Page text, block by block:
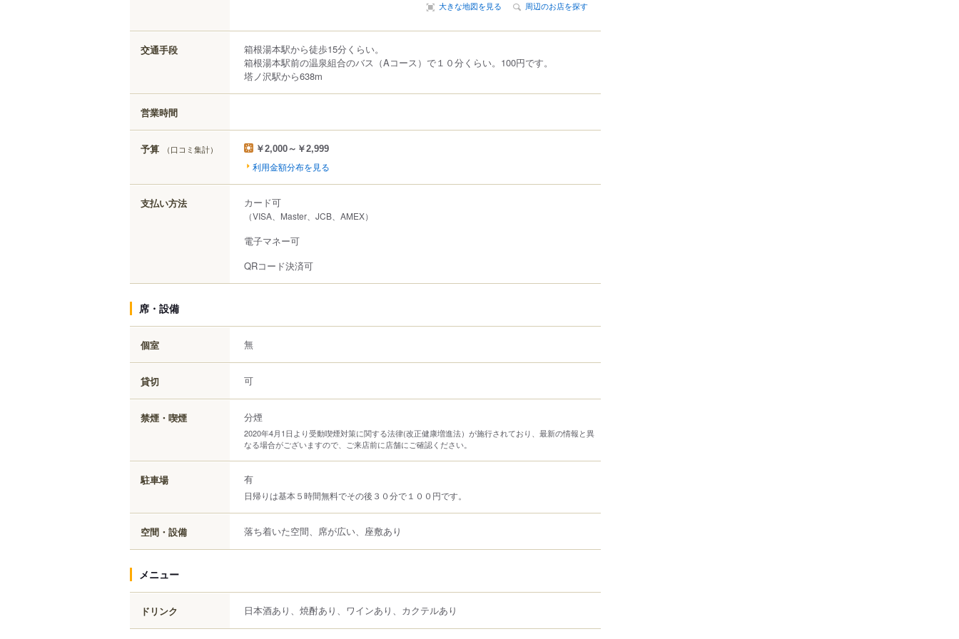
大きな地図を見る 周辺のお店を探す
交通手段
箱根湯本駅から徒歩15分くらい。
箱根湯本駅前の温泉組合のバス（Aコース）で１０分くらい。100円です。
塔ノ沢駅から638m
営業時間
予算 （口コミ集計） ￥2,000～￥2,999
利用金額分布を見る
支払い方法 カード可
（VISA、Master、JCB、AMEX）
電子マネー可
QRコード決済可
席・設備
個室 無
貸切 可
禁煙・喫煙 分煙
2020年4月1日より受動喫煙対策に関する法律(改正健康増進法）が施行されており、最新の情報と異
なる場合がございますので、ご来店前に店舗にご確認ください。
駐車場 有
日帰りは基本５時間無料でその後３０分で１００円です。
空間・設備 落ち着いた空間、席が広い、座敷あり
メニュー
ドリンク 日本酒あり、焼酎あり、ワインあり、カクテルあり